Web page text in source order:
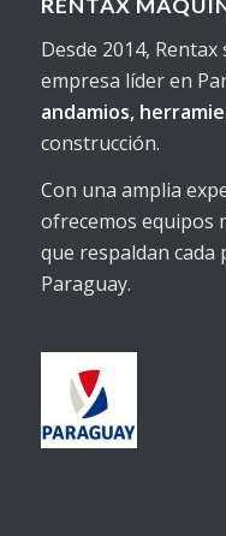
RENTAX
Desde 2014,
empresa líder en
andamios,
construcción.
Con una amplia
ofrecemos equipos
que respaldan cada
Paraguay.